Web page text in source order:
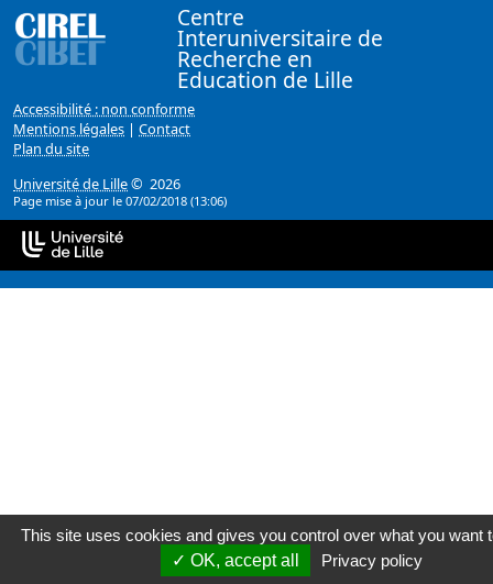
Centre
Interuniversitaire de
Recherche en
Education de Lille
Accessibilité : non conforme
Mentions légales | Contact
Plan du site
Université de Lille© 2026
Page mise à jour le 07/02/2018 (13:06)
This site uses cookies and gives you control over what you want
OK, accept all
Privacy policy